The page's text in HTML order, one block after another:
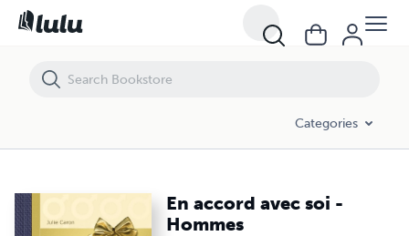
Categories
En accord avec soi -
Hommes
En accord avec soi - Hommes